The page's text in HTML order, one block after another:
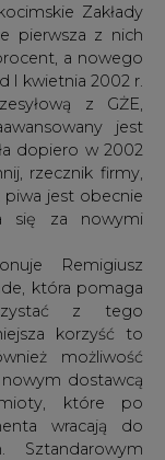
Zakłady
pierwsza z nich
a nowego
l kwietnia 2002 r.
z GŻE,
jest
dopiero w 2002
rzecznik firmy,
piwa jest obecnie
się za nowymi
Remigiusz
która pomaga
z tego
korzyść to
możliwość
dostawcą
które po
wracają do
Sztandarowym